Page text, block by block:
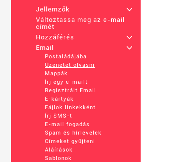
Jellemzők
+
Változtassa meg az e-mail
címét
Hozzáférés
+
Email
+
Postaládájába
Üzenetet olvasni
Mappák
Írj egy e-mailt
Regisztrált Email
E-kártyák
Fájlok linkekként
Írj SMS-t
E-mail fogadás
Spam és hírlevelek
Címeket gyűjteni
Aláírások
Sablonok